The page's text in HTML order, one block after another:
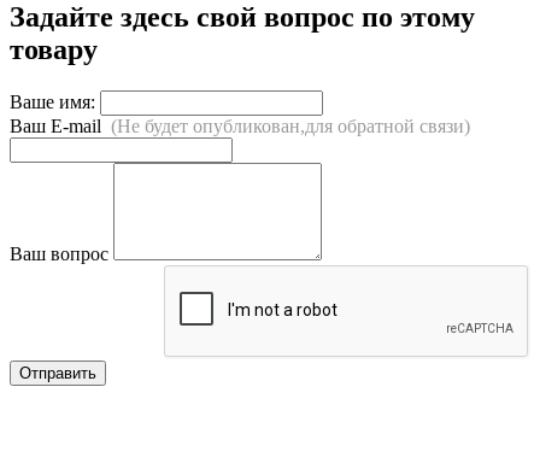
Задайте здесь свой вопрос по этому
товару
Ваше имя:
Ваш E-mail (Не будет опубликован,для обратной связи)
Ваш вопрос
Отправить